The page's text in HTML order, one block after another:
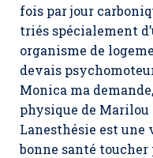
fois par jour
triés spécialement
organisme de
devais
Monica ma
physique de Marilou
Lanesthésie est une
bonne santé